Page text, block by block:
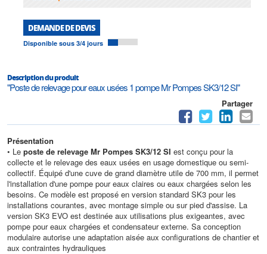
DEMANDE DE DEVIS
Disponible sous 3/4 jours
Description du produit
"Poste de relevage pour eaux usées 1 pompe Mr Pompes SK3/12 SI"
Partager
Présentation
• Le poste de relevage Mr Pompes SK3/12 SI est conçu pour la
collecte et le relevage des eaux usées en usage domestique ou semi-
collectif. Équipé d'une cuve de grand diamètre utile de 700 mm, il permet
l'installation d'une pompe pour eaux claires ou eaux chargées selon les
besoins. Ce modèle est proposé en version standard SK3 pour les
installations courantes, avec montage simple ou sur pied d'assise. La
version SK3 EVO est destinée aux utilisations plus exigeantes, avec
pompe pour eaux chargées et condensateur externe. Sa conception
modulaire autorise une adaptation aisée aux configurations de chantier et
aux contraintes hydrauliques